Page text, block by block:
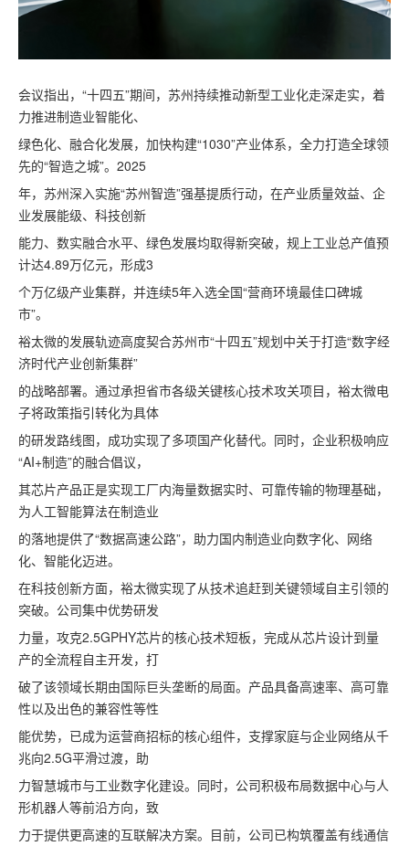
会议指出，“十四五”期间，苏州持续推动新型工业化走深走实，着
力推进制造业智能化、
绿色化、融合化发展，加快构建“1030”产业体系，全力打造全球领
先的“智造之城”。2025
年，苏州深入实施“苏州智造”强基提质行动，在产业质量效益、企
业发展能级、科技创新
能力、数实融合水平、绿色发展均取得新突破，规上工业总产值预
计达4.89万亿元，形成3
个万亿级产业集群，并连续5年入选全国“营商环境最佳口碑城
市”。
裕太微的发展轨迹高度契合苏州市“十四五”规划中关于打造“数字经
济时代产业创新集群”
的战略部署。通过承担省市各级关键核心技术攻关项目，裕太微电
子将政策指引转化为具体
的研发路线图，成功实现了多项国产化替代。同时，企业积极响应
“AI+制造”的融合倡议，
其芯片产品正是实现工厂内海量数据实时、可靠传输的物理基础，
为人工智能算法在制造业
的落地提供了“数据高速公路”，助力国内制造业向数字化、网络
化、智能化迈进。
在科技创新方面，裕太微实现了从技术追赶到关键领域自主引领的
突破。公司集中优势研发
力量，攻克2.5GPHY芯片的核心技术短板，完成从芯片设计到量
产的全流程自主开发，打
破了该领域长期由国际巨头垄断的局面。产品具备高速率、高可靠
性以及出色的兼容性等性
能优势，已成为运营商招标的核心组件，支撑家庭与企业网络从千
兆向2.5G平滑过渡，助
力智慧城市与工业数字化建设。同时，公司积极布局数据中心与人
形机器人等前沿方向，致
力于提供更高速的互联解决方案。目前，公司已构筑覆盖有线通信